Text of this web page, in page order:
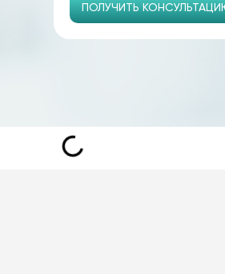
ПОЛУЧИТЬ